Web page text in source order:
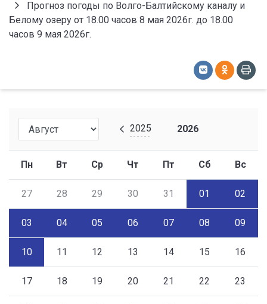
Прогноз погоды по Волго-Балтийскому каналу и
Белому озеру от 18.00 часов 8 мая 2026г. до 18.00
часов 9 мая 2026г.
2025 2026
Пн Вт Ср Чт Пт Сб Вс
27 28 29 30 31 01 02
03 04 05 06 07 08 09
10 11 12 13 14 15 16
17 18 19 20 21 22 23